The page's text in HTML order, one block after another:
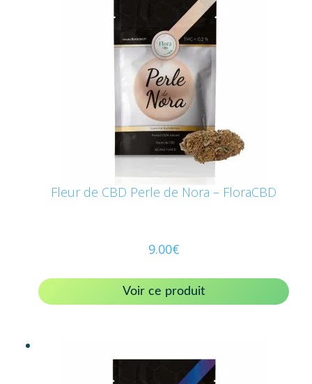
Fleur de CBD Perle de Nora – FloraCBD
9.00€
Voir ce produit